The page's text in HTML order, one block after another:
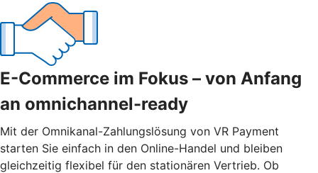
E-Commerce im Fokus – von Anfang
an omnichannel-ready
Mit der Omnikanal-Zahlungslösung von VR Payment
starten Sie einfach in den Online-Handel und bleiben
gleichzeitig flexibel für den stationären Vertrieb. Ob